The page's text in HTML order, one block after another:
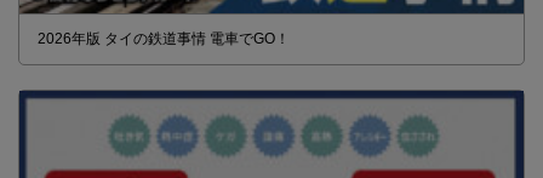
2026年版 タイの鉄道事情 電車でGO！